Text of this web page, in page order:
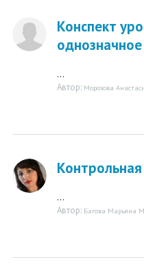
Конспект
...
Автор: Морозова
...
Автор: Багова Марьяна